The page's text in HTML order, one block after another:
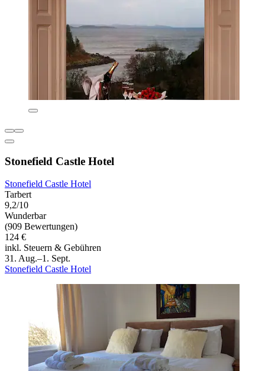
Stonefield Castle Hotel
Stonefield Castle Hotel
Tarbert
9,2/10
Wunderbar
(909 Bewertungen)
124 €
inkl. Steuern & Gebühren
31. Aug.–1. Sept.
Stonefield Castle Hotel